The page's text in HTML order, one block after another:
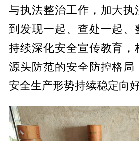
与执法整治工作，加大执
到发现一起、查处一起、
持续深化安全宣传教育，
源头防范的安全防控格局
安全生产形势持续稳定向好